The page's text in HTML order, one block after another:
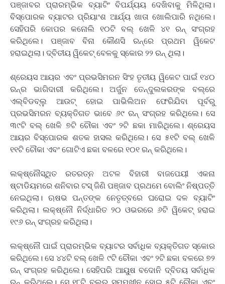
ପଞ୍ଜାବର ପ୍ରାରମ୍ଭିକ ବ୍ୟାଟିଂ ବିପର୍ଯ୍ୟୟ ଦେଖିବାକୁ ମିଳିଥିଲା।
ବିସ୍ପୋରକ ବ୍ୟାଟର ପ୍ରିୟାଂଶ ଆର୍ଯ୍ୟ ଖାତା ଖୋଲିପାରି ନଥିଲେ।
ସେହିପରି କୋପର କନୋଲି ୧୦ଟି ବଲ୍‌ ଖେଳି ୪୧ ରନ୍‌ ସଂଗ୍ରହ
କରିଥିଲେ। ପଞ୍ଜାବ ବିନା କୌଣସି ରନ୍‌ରେ ପ୍ରଥମ ୱିକେଟ
ହରାଇଥିଲା। ଦ୍ବିତୀୟ ୱିକେଟ୍‌ ବେଳକୁ ସ୍କୋର ୨୨ ରନ୍‌ ଥିଲା।
ଶ୍ରେୟସ ଆୟର ଏବଂ ପ୍ରଭସିମରନ ସିଂହ ତୃତୀୟ ୱିକେଟ ପାଇଁ ୧୪୦
ରନ୍‌ର ଭାଗିଦାରୀ କରିଥିଲେ। ଅର୍ଜୁନ ତେନ୍ଦୁଲକରଙ୍କ ବଲ୍‌ରେ
ଏଲ୍‌ବିଡବ୍ଲୁ ଆଉଟ୍‌ ହୋଇ ପାଭିଲିଅନ ଫେରିଯିବା ପୂର୍ବରୁ
ପ୍ରଭସିମରନ ବ୍ୟକ୍ତିଗତ ଭାବେ ୬୯ ରନ୍ ସଂଗ୍ରହ କରିଥିଲେ। ସେ
୩୯ଟି ବଲ୍‌ ଖେଳି ୭ଟି ଚୌକା ଏବଂ ୨ଟି ଛକା ମାରିଥିଲେ। ଶ୍ରେୟସ
ଆୟର ବିସ୍ପୋରକ ଶତକ ହାସଲ କରିଥିଲେ। ସେ ୫୧ଟି ବଲ୍‌ ଖେଳି
୧୧ଟି ଚୌକା ଏବଂ ଗୋଟିଏ ଛକା ବଳରେ ୧୦୧ ରନ୍‌ କରିଥିଲେ।
ଲକ୍ଷ୍ନୌସ୍ଥିତ ରତରତ୍ନ ଅଟଳ ବିହାରୀ ବାଜପେୟୀ ଏକନା
ଷ୍ଟାଡିୟମରେ ଶନିବାର ଟସ୍‌ ଜିଣି ପଞ୍ଜାବ ପ୍ରଥମେ ବୋଲିଂ ନିଷ୍ପତ୍ତି
ନେଇଥିଲା। ଋଷଭ ପନ୍ତଙ୍କ ନେତୃତ୍ବରେ ଘରୋଇ ଦଳ ବ୍ୟାଟିଂ
କରିଥିଲା। ଲକ୍ଷ୍ନୌ ନିର୍ଦ୍ଧାରିତ ୨୦ ଓଭରରେ ୬ଟି ୱିକେଟ୍‌ ହରାଇ
୧୯୬ ରନ୍ ସଂଗ୍ରହ କରିଥିଲା।
ଲକ୍ଷ୍ନୌ ପାଇଁ ପ୍ରାରମ୍ଭିକ ବ୍ୟାଟର ସର୍ବାଧିକ ବ୍ୟକ୍ତିଗତ ସ୍କୋର
କରିଥିଲେ। ସେ ୪୪ଟି ବଲ୍‌ ଖେଳି ୯ଟି ଚୌକା ଏବଂ ୨ଟି ଛକା ବଳରେ ୭୨
ରନ୍ ସଂଗ୍ରହ କରିଥିଲେ। ସେହିପରି ଆୟୁଷ ବଦୋନି ଦ୍ବିତୟ ସର୍ବାଧିକ